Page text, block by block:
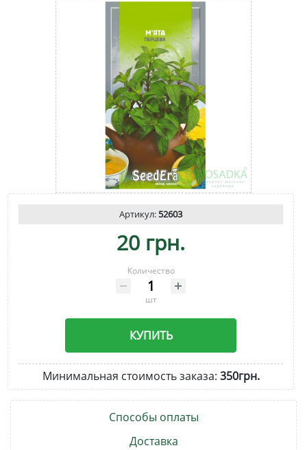
Артикул:52603
20 грн.
Количество
шт
КУПИТЬ
Минимальная стоимость заказа: 350грн.
Способы оплаты
Доставка